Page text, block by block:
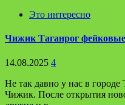
Это интересно
Чижик Таганрог
14.08.2025 4
Не так давно у нас в городе
Чижик. После открытия